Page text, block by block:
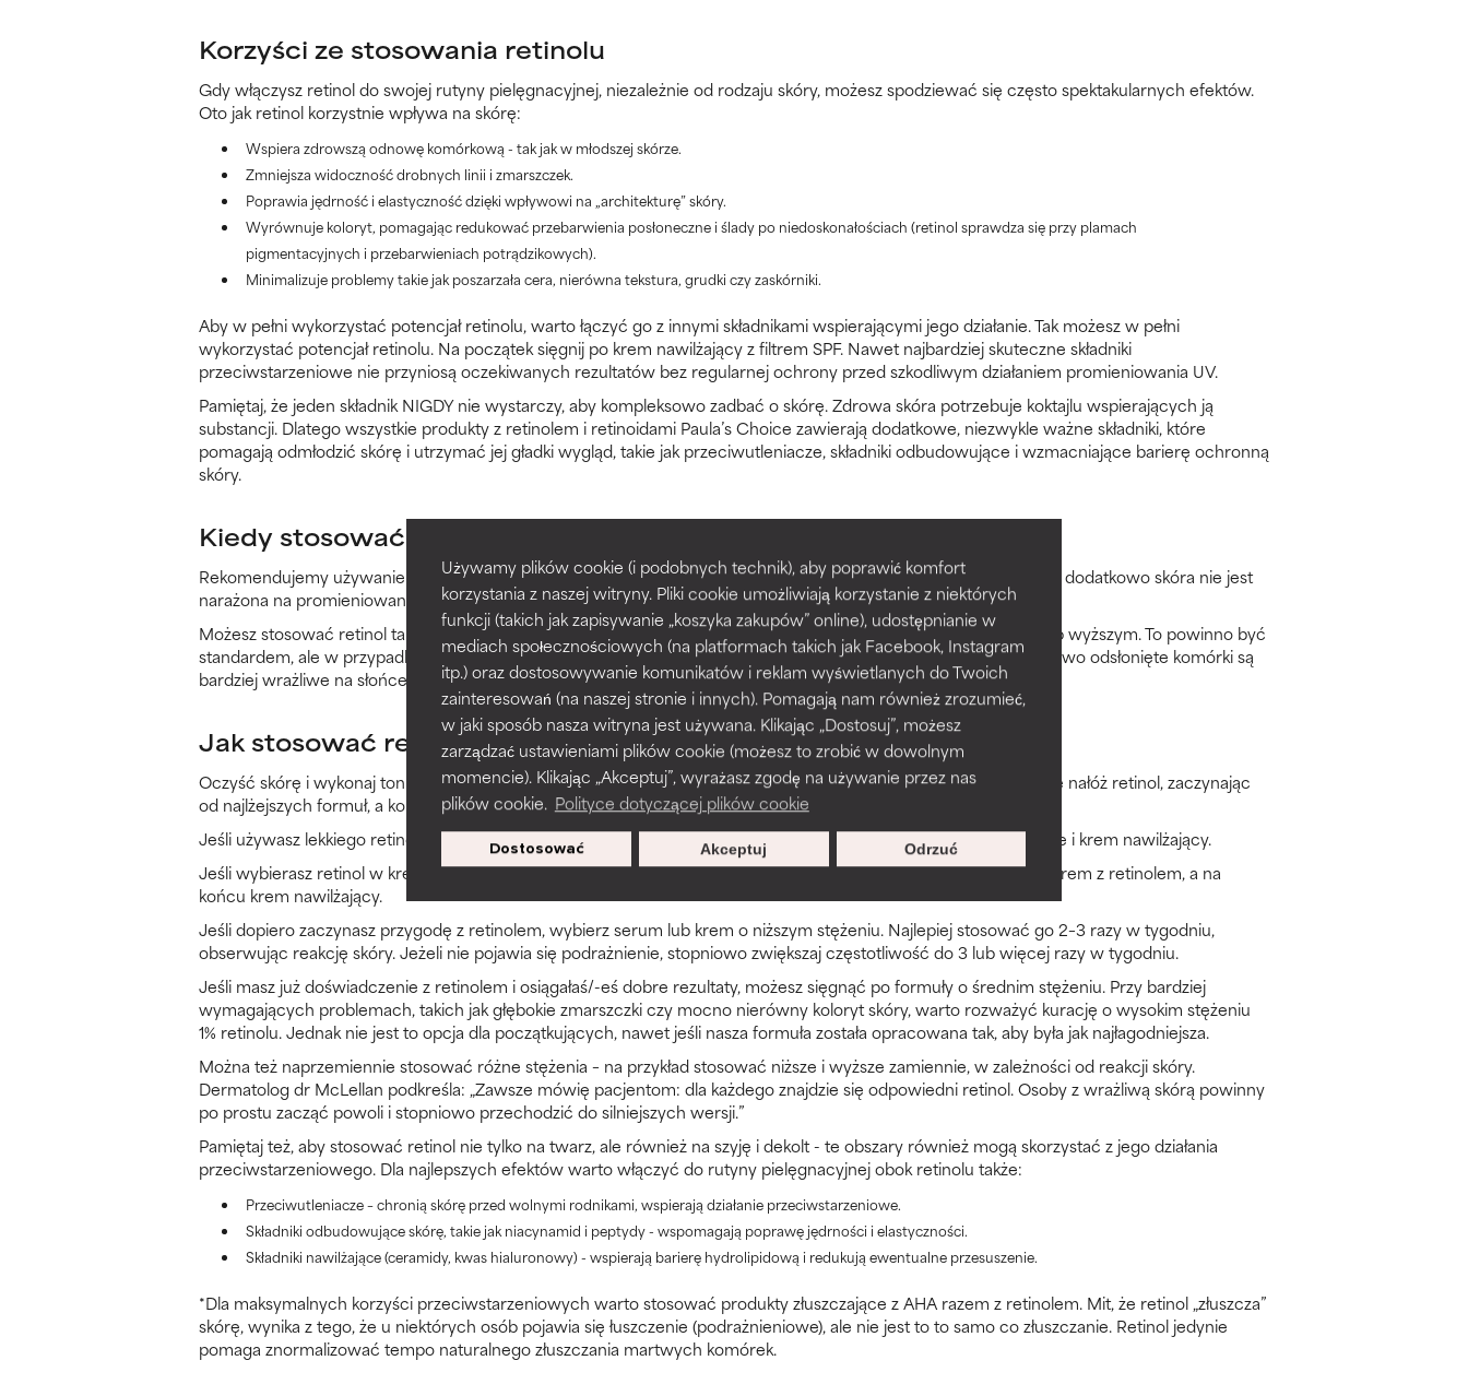
Używamy plików cookie (i podobnych technik), aby poprawić komfort
korzystania z naszej witryny. Pliki cookie umożliwiają korzystanie z niektórych
funkcji (takich jak zapisywanie „koszyka zakupów” online), udostępnianie w
mediach społecznościowych (na platformach takich jak Facebook, Instagram
itp.) oraz dostosowywanie komunikatów i reklam wyświetlanych do Twoich
zainteresowań (na naszej stronie i innych). Pomagają nam również zrozumieć,
w jaki sposób nasza witryna jest używana. Klikając „Dostosuj”, możesz
zarządzać ustawieniami plików cookie (możesz to zrobić w dowolnym
momencie). Klikając „Akceptuj”, wyrażasz zgodę na używanie przez nas
plików cookie. Polityce dotyczącej plików cookie
Dostosować Odrzuć
Akceptuj
Korzyści ze stosowania retinolu
Gdy włączysz retinol do swojej rutyny pielęgnacyjnej, niezależnie od rodzaju skóry, możesz spodziewać się często spektakularnych efektów.
Oto jak retinol korzystnie wpływa na skórę:
Wspiera zdrowszą odnowę komórkową - tak jak w młodszej skórze.
Zmniejsza widoczność drobnych linii i zmarszczek.
Poprawia jędrność i elastyczność dzięki wpływowi na „architekturę” skóry.
Wyrównuje koloryt, pomagając redukować przebarwienia posłoneczne i ślady po niedoskonałościach (retinol sprawdza się przy plamach
pigmentacyjnych i przebarwieniach potrądzikowych).
Minimalizuje problemy takie jak poszarzała cera, nierówna tekstura, grudki czy zaskórniki.
Aby w pełni wykorzystać potencjał retinolu, warto łączyć go z innymi składnikami wspierającymi jego działanie. Tak możesz w pełni
wykorzystać potencjał retinolu. Na początek sięgnij po krem nawilżający z filtrem SPF. Nawet najbardziej skuteczne składniki
przeciwstarzeniowe nie przyniosą oczekiwanych rezultatów bez regularnej ochrony przed szkodliwym działaniem promieniowania UV.
Pamiętaj, że jeden składnik NIGDY nie wystarczy, aby kompleksowo zadbać o skórę. Zdrowa skóra potrzebuje koktajlu wspierających ją
substancji. Dlatego wszystkie produkty z retinolem i retinoidami Paula’s Choice zawierają dodatkowe, niezwykle ważne składniki, które
pomagają odmłodzić skórę i utrzymać jej gładki wygląd, takie jak przeciwutleniacze, składniki odbudowujące i wzmacniające barierę ochronną
skóry.
Kiedy stosować retinol
Rekomendujemy używanie retinolu w wieczornej rutynie pielęgnacyjnej, wtedy łatwiej dodać jeden krok więcej, a dodatkowo skóra nie jest
narażona na promieniowanie słoneczne.
Możesz stosować retinol także rano, pod warunkiem że zawsze kończysz pielęgnację kremem z filtrem SPF 30 lub wyższym. To powinno być
standardem, ale w przypadku retinolu jest szczególnie istotne, ponieważ przyspiesza on odnowę komórkową, a nowo odsłonięte komórki są
bardziej wrażliwe na słońce.
Jak stosować retinol
Oczyść skórę i wykonaj tonizację. Zastosuj AHA lub BHA w formie produktu bez zmywania (opcjonalnie). Następnie nałóż retinol, zaczynając
od najlżejszych formuł, a kończąc na tych o bogatszej konsystencji.
Jeśli używasz lekkiego retinolu w płynie: najpierw produkt złuszczający, potem retinol, a na koniec bogatsze kuracje i krem nawilżający.
Jeśli wybierasz retinol w kremowej formule: po produkcie złuszczającym i ewentualnych lekkich serum, zastosuj krem z retinolem, a na
końcu krem nawilżający.
Jeśli dopiero zaczynasz przygodę z retinolem, wybierz serum lub krem o niższym stężeniu. Najlepiej stosować go 2–3 razy w tygodniu,
obserwując reakcję skóry. Jeżeli nie pojawia się podrażnienie, stopniowo zwiększaj częstotliwość do 3 lub więcej razy w tygodniu.
Jeśli masz już doświadczenie z retinolem i osiągałaś/-eś dobre rezultaty, możesz sięgnąć po formuły o średnim stężeniu. Przy bardziej
wymagających problemach, takich jak głębokie zmarszczki czy mocno nierówny koloryt skóry, warto rozważyć kurację o wysokim stężeniu
1% retinolu. Jednak nie jest to opcja dla początkujących, nawet jeśli nasza formuła została opracowana tak, aby była jak najłagodniejsza.
Można też naprzemiennie stosować różne stężenia – na przykład stosować niższe i wyższe zamiennie, w zależności od reakcji skóry.
Dermatolog dr McLellan podkreśla: „Zawsze mówię pacjentom: dla każdego znajdzie się odpowiedni retinol. Osoby z wrażliwą skórą powinny
po prostu zacząć powoli i stopniowo przechodzić do silniejszych wersji.”
Pamiętaj też, aby stosować retinol nie tylko na twarz, ale również na szyję i dekolt - te obszary również mogą skorzystać z jego działania
przeciwstarzeniowego. Dla najlepszych efektów warto włączyć do rutyny pielęgnacyjnej obok retinolu także:
Przeciwutleniacze – chronią skórę przed wolnymi rodnikami, wspierają działanie przeciwstarzeniowe.
Składniki odbudowujące skórę, takie jak niacynamid i peptydy - wspomagają poprawę jędrności i elastyczności.
Składniki nawilżające (ceramidy, kwas hialuronowy) - wspierają barierę hydrolipidową i redukują ewentualne przesuszenie.
*Dla maksymalnych korzyści przeciwstarzeniowych warto stosować produkty złuszczające z AHA razem z retinolem. Mit, że retinol „złuszcza”
skórę, wynika z tego, że u niektórych osób pojawia się łuszczenie (podrażnieniowe), ale nie jest to to samo co złuszczanie. Retinol jedynie
pomaga znormalizować tempo naturalnego złuszczania martwych komórek.